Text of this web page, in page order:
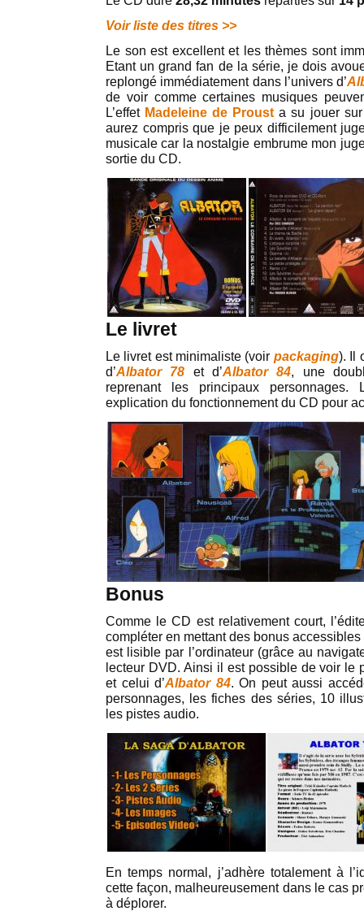
Voir liste des titres >>
Le son est excellent et les thèmes sont
Etant un grand fan de la série, je dois
replongé immédiatement dans l’univers d’
de voir comme certaines musiques
L’effet Madeleine de Proust a su jouer
aurez compris que je peux difficilement
musicale car la nostalgie embrume mon
sortie du CD.
Le livret
Le livret est minimaliste (voir packaging). Il
d’Albator 78 et d’Albator 84, une
reprenant les principaux
explication du fonctionnement du CD pour
Bonus
Comme le CD est relativement court,
compléter en mettant des bonus
est lisible par l’ordinateur (grâce au
lecteur DVD. Ainsi il est possible de voir le
et celui d’Albator 84. On peut aussi
personnages, les fiches des séries, 10
les pistes audio.
En temps normal, j’adhère totalement à
cette façon, malheureusement dans le cas
à déplorer.